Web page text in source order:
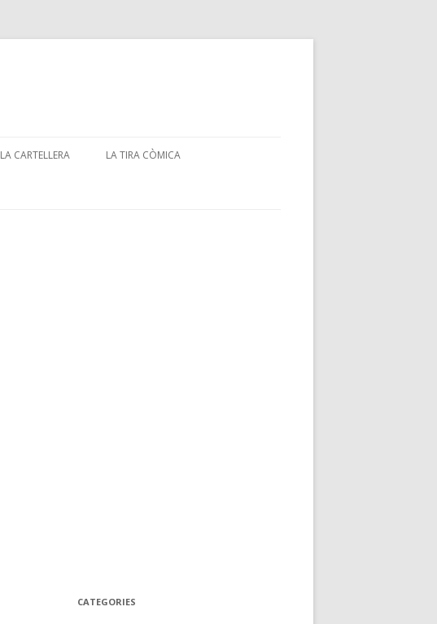
LA CARTELLERA LA TIRA CÒMICA
CATEGORIES